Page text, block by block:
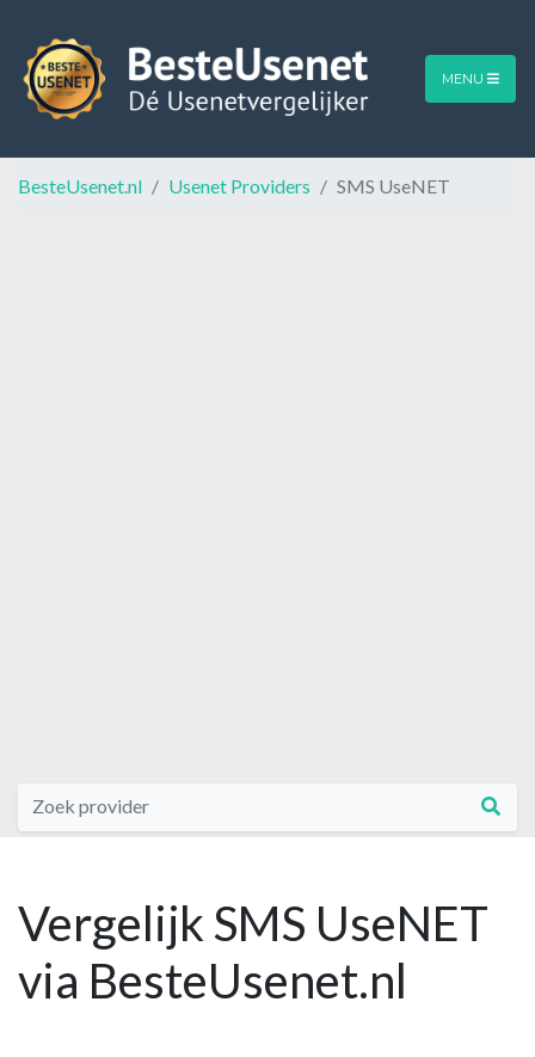
MENU
BesteUsenet.nl Usenet Providers SMS UseNET
Vergelijk SMS UseNET
via BesteUsenet.nl